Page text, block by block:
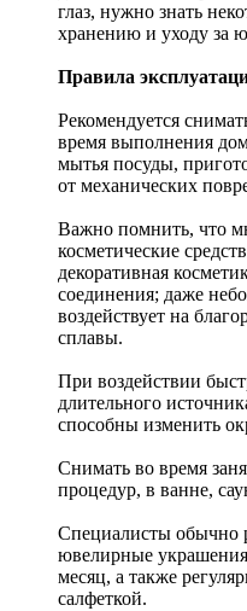
глаз, нужно знать
хранению и уходу за
Правила
Рекомендуется
время выполнения
мытья посуды,
от механических
Важно помнить, что
косметические
декоративная
соединения; даже
воздействует на
сплавы.
При воздействии
длительного
способны изменить
Снимать во время
процедур, в ванне,
Специалисты обычно
ювелирные украшения
месяц, а также
салфеткой.